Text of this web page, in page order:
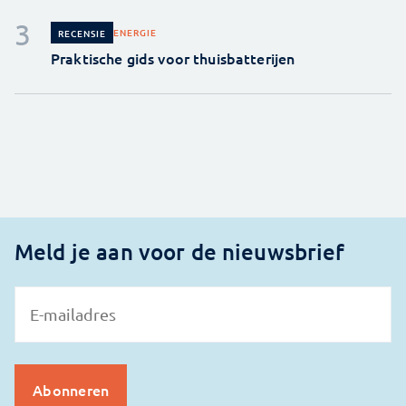
RECENSIE ENERGIE
Praktische gids voor thuisbatterijen
Meld je aan voor de nieuwsbrief